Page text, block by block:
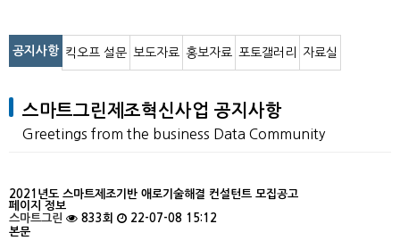
공지사항 킥오프 설문 보도자료 홍보자료 포토갤러리 자료실
스마트그린제조혁신사업 공지사항
Greetings from the business Data Community
2021년도 스마트제조기반 애로기술해결 컨설턴트 모집공고
페이지 정보
스마트그린
833회
22-07-08 15:12
본문